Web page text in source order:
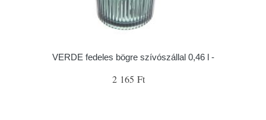
VERDE fedeles bögre szívószállal 0,46 l -
2 165 Ft